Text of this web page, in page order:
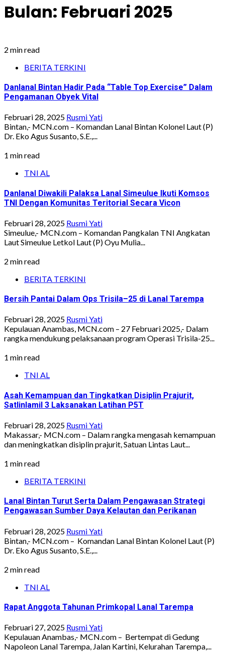
Bulan: Februari 2025
2 min read
BERITA TERKINI
Danlanal Bintan Hadir Pada “Table Top Exercise” Dalam
Pengamanan Obyek Vital
Februari 28, 2025 Rusmi Yati
Bintan,- MCN.com – Komandan Lanal Bintan Kolonel Laut (P)
Dr. Eko Agus Susanto, S.E.,...
1 min read
TNI AL
Danlanal Diwakili Palaksa Lanal Simeulue Ikuti Komsos
TNI Dengan Komunitas Teritorial Secara Vicon
Februari 28, 2025 Rusmi Yati
Simeulue,- MCN.com – Komandan Pangkalan TNI Angkatan
Laut Simeulue Letkol Laut (P) Oyu Mulia...
2 min read
BERITA TERKINI
Bersih Pantai Dalam Ops Trisila–25 di Lanal Tarempa
Februari 28, 2025 Rusmi Yati
Kepulauan Anambas, MCN.com – 27 Februari 2025,- Dalam
rangka mendukung pelaksanaan program Operasi Trisila-25...
1 min read
TNI AL
Asah Kemampuan dan Tingkatkan Disiplin Prajurit,
Satlinlamil 3 Laksanakan Latihan P5T
Februari 28, 2025 Rusmi Yati
Makassar,- MCN.com – Dalam rangka mengasah kemampuan
dan meningkatkan disiplin prajurit, Satuan Lintas Laut...
1 min read
BERITA TERKINI
Lanal Bintan Turut Serta Dalam Pengawasan Strategi
Pengawasan Sumber Daya Kelautan dan Perikanan
Februari 28, 2025 Rusmi Yati
Bintan,- MCN.com – Komandan Lanal Bintan Kolonel Laut (P)
Dr. Eko Agus Susanto, S.E.,...
2 min read
TNI AL
Rapat Anggota Tahunan Primkopal Lanal Tarempa
Februari 27, 2025 Rusmi Yati
Kepulauan Anambas,- MCN.com – Bertempat di Gedung
Napoleon Lanal Tarempa, Jalan Kartini, Kelurahan Tarempa,...